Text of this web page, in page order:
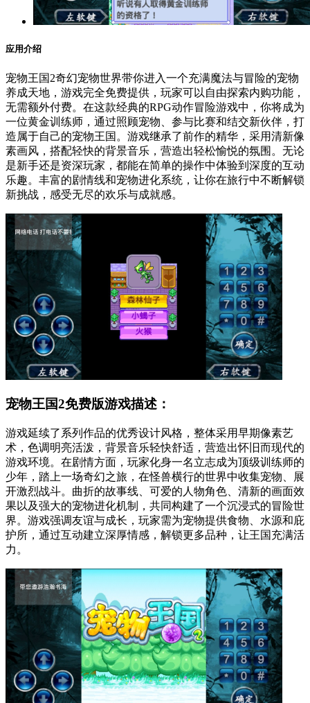
应用介绍
宠物王国2奇幻宠物世界带你进入一个充满魔法与冒险的宠物
养成天地，游戏完全免费提供，玩家可以自由探索内购功能，
无需额外付费。在这款经典的RPG动作冒险游戏中，你将成为
一位黄金训练师，通过照顾宠物、参与比赛和结交新伙伴，打
造属于自己的宠物王国。游戏继承了前作的精华，采用清新像
素画风，搭配轻快的背景音乐，营造出轻松愉悦的氛围。无论
是新手还是资深玩家，都能在简单的操作中体验到深度的互动
乐趣。丰富的剧情线和宠物进化系统，让你在旅行中不断解锁
新挑战，感受无尽的欢乐与成就感。
宠物王国2免费版游戏描述：
游戏延续了系列作品的优秀设计风格，整体采用早期像素艺
术，色调明亮活泼，背景音乐轻快舒适，营造出怀旧而现代的
游戏环境。在剧情方面，玩家化身一名立志成为顶级训练师的
少年，踏上一场奇幻之旅，在怪兽横行的世界中收集宠物、展
开激烈战斗。曲折的故事线、可爱的人物角色、清新的画面效
果以及强大的宠物进化机制，共同构建了一个沉浸式的冒险世
界。游戏强调友谊与成长，玩家需为宠物提供食物、水源和庇
护所，通过互动建立深厚情感，解锁更多品种，让王国充满活
力。